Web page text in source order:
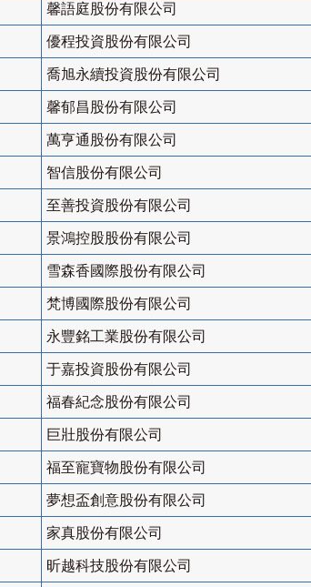
馨語庭股份有限公司
優程投資股份有限公司
喬旭永續投資股份有限公司
馨郁昌股份有限公司
萬亨通股份有限公司
智信股份有限公司
至善投資股份有限公司
景鴻控股股份有限公司
雪森香國際股份有限公司
梵博國際股份有限公司
永豐銘工業股份有限公司
于嘉投資股份有限公司
福春紀念股份有限公司
巨壯股份有限公司
福至寵寶物股份有限公司
夢想盃創意股份有限公司
家真股份有限公司
昕越科技股份有限公司